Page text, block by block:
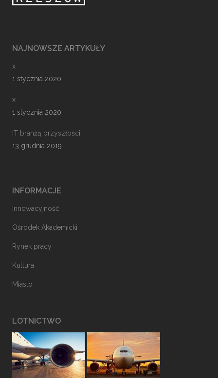
NAJNOWSZE ARTYKUŁY
x
1 stycznia 2020
x
1 stycznia 2020
IT branżą przyszłości
13 grudnia 2019
INFORMACJE
Innowacyjność
Ośrodek Akademicki
Rynek pracy
Kultura
Miasto
LOTNICTWO